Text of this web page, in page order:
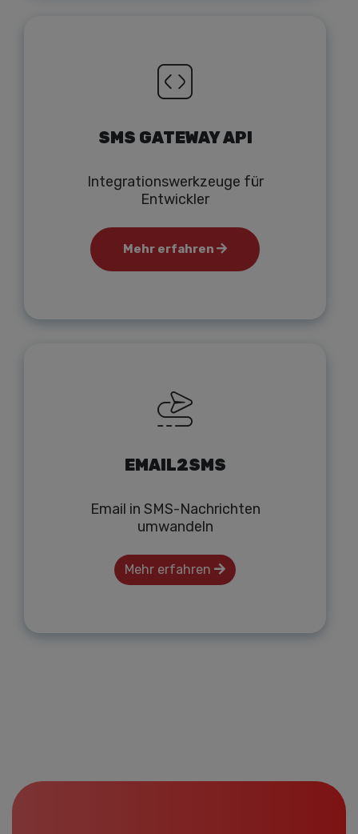
SMS GATEWAY API
Integrationswerkzeuge für
Entwickler
Mehr erfahren
EMAIL2SMS
Email in SMS-Nachrichten
umwandeln
Mehr erfahren